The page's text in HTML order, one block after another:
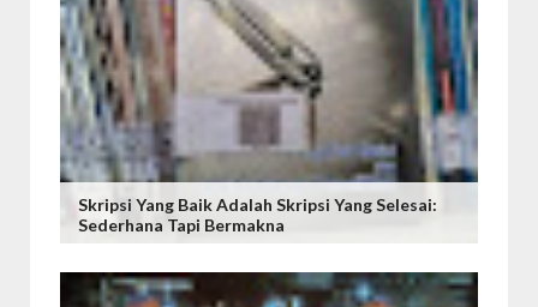
Skripsi Yang Baik Adalah Skripsi Yang Selesai:
Sederhana Tapi Bermakna